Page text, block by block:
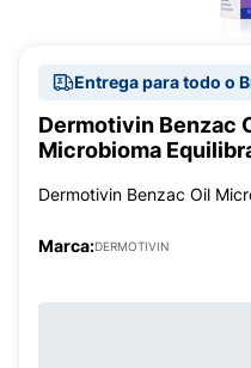
Entrega para todo o
Dermotivin Benzac
Microbioma
Dermotivin Benzac Oil
Marca:DERMOTIVIN